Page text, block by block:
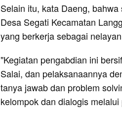
Selain itu, kata Daeng,
Desa Segati Kecamatan
yang berkerja sebagai
"Kegiatan pengabdian ini
Salai, dan pelaksanaannya
tanya jawab dan problem
kelompok dan dialogis